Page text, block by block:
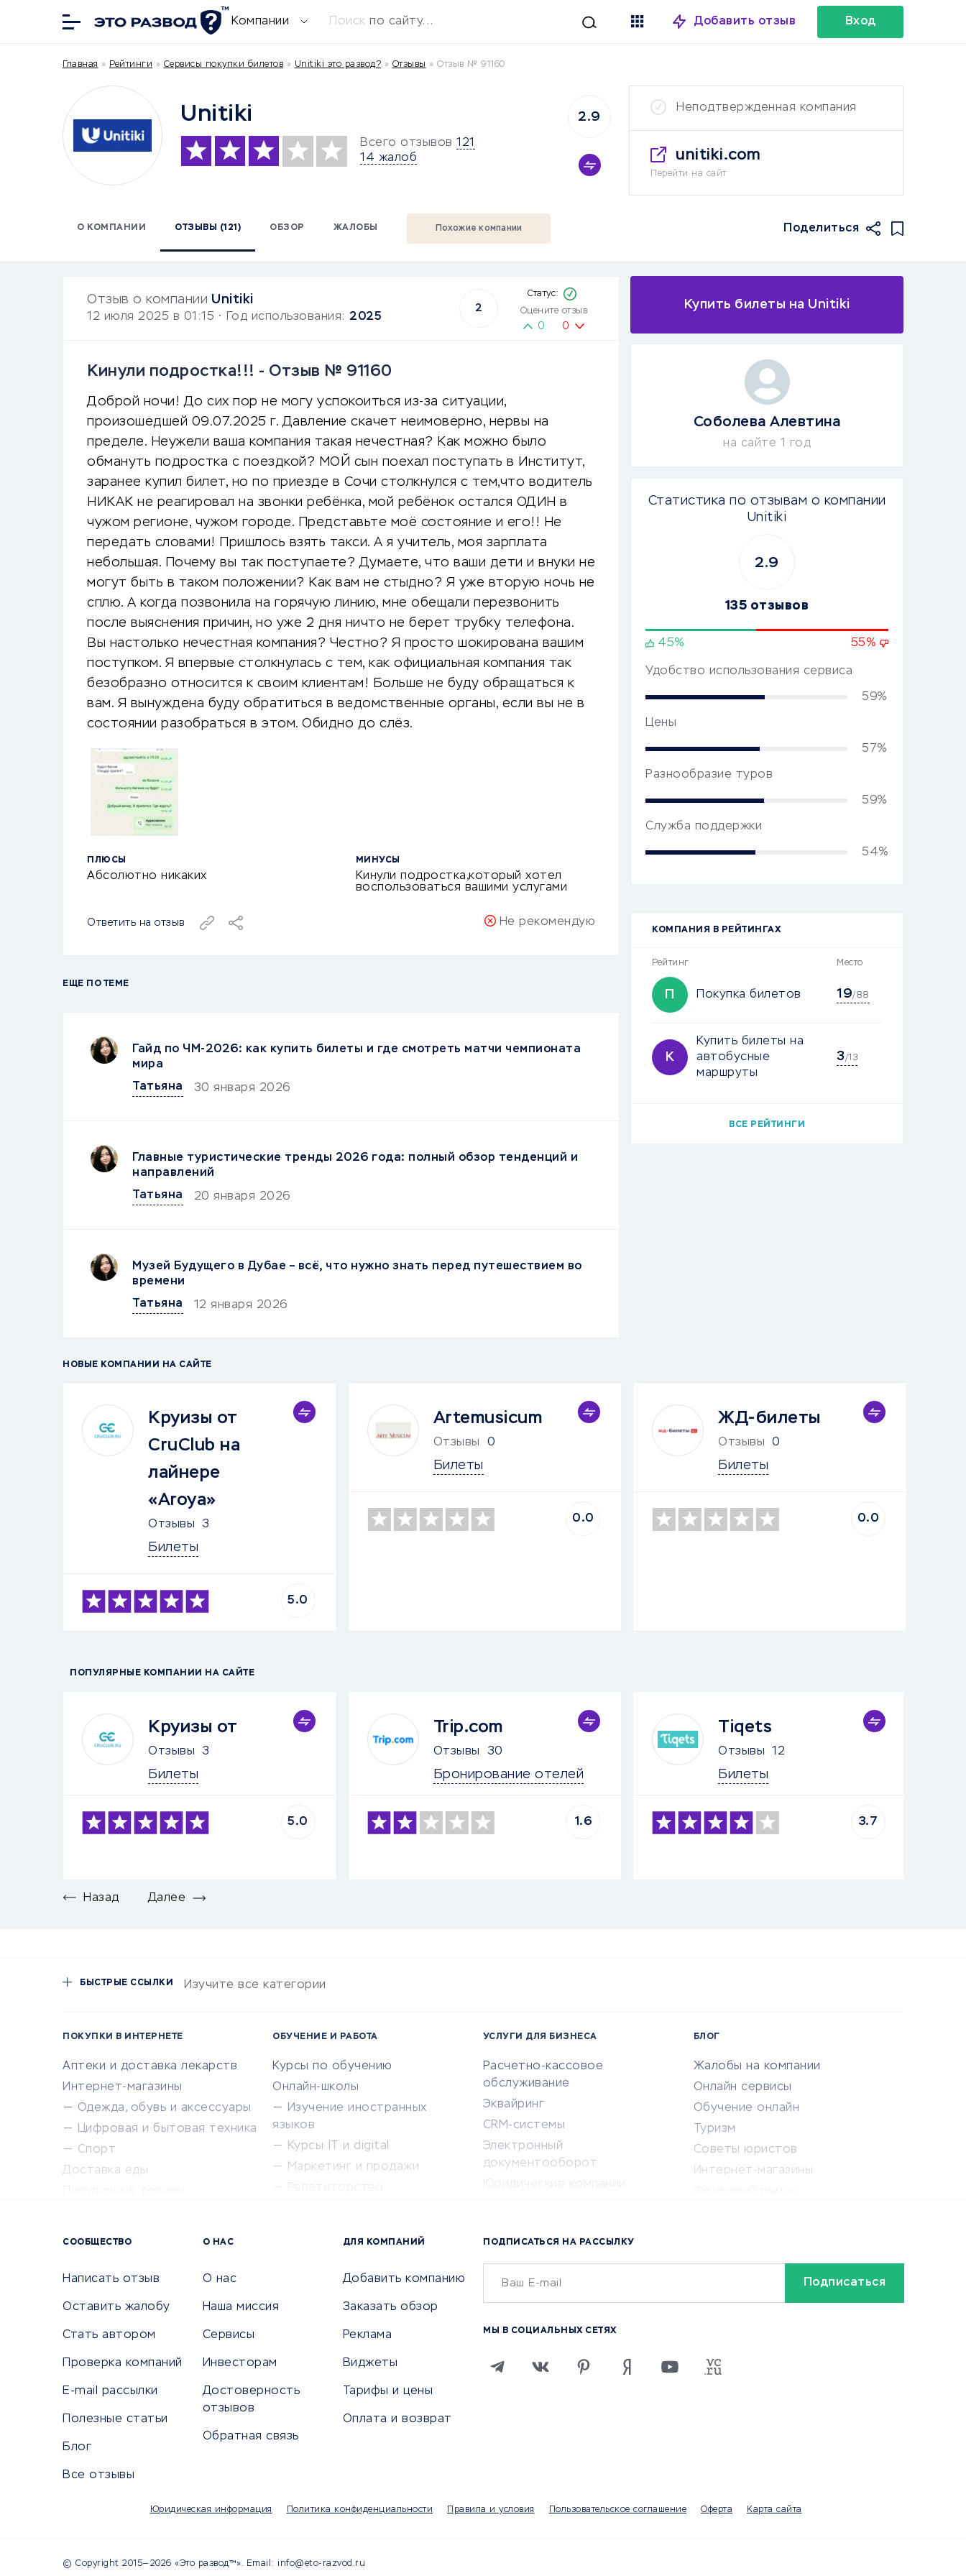
Компании Поиск по сайту... Добавить отзыв Вход
Главная » Рейтинги » Сервисы покупки билетов » Unitiki это развод? » Отзывы » Отзыв № 91160
Unitiki
Всего отзывов 121
14 жалоб
2.9
Неподтвержденная компания
unitiki.com
Перейти на сайт
О КОМПАНИИ ОТЗЫВЫ (121) ОБЗОР ЖАЛОБЫ Похожие компании Поделиться
Отзыв о компании Unitiki
12 июля 2025 в 01:15 • Год использования: 2025
2 Оцените отзыв
0 0
Кинули подростка!!! - Отзыв № 91160
Доброй ночи! До сих пор не могу успокоиться из-за ситуации,
произошедшей 09.07.2025 г. Давление скачет неимоверно, нервы на
пределе. Неужели ваша компания такая нечестная? Как можно было
обмануть подростка с поездкой? МОЙ сын поехал поступать в Институт,
заранее купил билет, но по приезде в Сочи столкнулся с тем,что водитель
НИКАК не реагировал на звонки ребёнка, мой ребёнок остался ОДИН в
чужом регионе, чужом городе. Представьте моё состояние и его!! Не
передать словами! Пришлось взять такси. А я учитель, моя зарплата
небольшая. Почему вы так поступаете? Думаете, что ваши дети и внуки не
могут быть в таком положении? Как вам не стыдно? Я уже вторую ночь не
сплю. А когда позвонила на горячую линию, мне обещали перезвонить
после выяснения причин, но уже 2 дня ничто не берет трубку телефона.
Вы настолько нечестная компания? Честно? Я просто шокирована вашим
поступком. Я впервые столкнулась с тем, как официальная компания так
безобразно относится к своим клиентам! Больше не буду обращаться к
вам. Я вынуждена буду обратиться в ведомственные органы, если вы не в
состоянии разобраться в этом. Обидно до слёз.
ПЛЮСЫ
Абсолютно никаких
МИНУСЫ
Кинули подростка,который хотел
воспользоваться вашими услугами
Ответить на отзыв Не рекомендую
ЕЩЕ ПО ТЕМЕ
Гайд по ЧМ-2026: как купить билеты и где смотреть матчи чемпионата
мира
Татьяна
30 января 2026
Главные туристические тренды 2026 года: полный обзор тенденций и
направлений
Татьяна
20 января 2026
Музей Будущего в Дубае – всё, что нужно знать перед путешествием во
времени
Татьяна
12 января 2026
Купить билеты на Unitiki
Соболева Алевтина
на сайте 1 год
Статистика по отзывам о компании
Unitiki
2.9
135 отзывов
45% 55%
Удобство использования сервиса
59%
Цены
57%
Разнообразие туров
59%
Служба поддержки
54%
КОМПАНИЯ В РЕЙТИНГАХ
Рейтинг Место
П Покупка билетов 19/88
К
Купить билеты на
автобусные
маршруты
3/13
ВСЕ РЕЙТИНГИ
НОВЫЕ КОМПАНИИ НА САЙТЕ
Круизы от
CruClub на
лайнере
«Aroya»
Отзывы 3
Билеты
5.0
Artemusicum
Отзывы 0
Билеты
0.0
ЖД-билеты
Отзывы 0
Билеты
0.0
ПОПУЛЯРНЫЕ КОМПАНИИ НА САЙТЕ
Круизы от
Отзывы 3
Билеты
5.0
Trip.com
Отзывы 30
Бронирование отелей
1.6
Tiqets
Отзывы 12
Билеты
3.7
Назад Далее
БЫСТРЫЕ ССЫЛКИ Изучите все категории
ПОКУПКИ В ИНТЕРНЕТЕ
Аптеки и доставка лекарств
Интернет-магазины
Одежда, обувь и аксессуары
Цифровая и бытовая техника
Спорт
Доставка еды
ОБУЧЕНИЕ И РАБОТА
Курсы по обучению
Онлайн-школы
Изучение иностранных
языков
Курсы IT и digital
Маркетинг и продажи
Университеты
УСЛУГИ ДЛЯ БИЗНЕСА
Расчетно-кассовое
обслуживание
Эквайринг
CRM-системы
Электронный
документооборот
Юридические компании
Бухгалтерия онлайн
Онлайн-кассы
SERM
Кредитные карты
Дебетовые карты
Микрофинансовые организации
Платежные системы
Покупка билетов
Бронирование отелей
Санатории
Авиакомпании
БЛОГ
Жалобы на компании
Онлайн сервисы
Обучение онлайн
Туризм
Советы юристов
Интернет-магазины
СООБЩЕСТВО
Написать отзыв
Оставить жалобу
Стать автором
Проверка компаний
E-mail рассылки
Полезные статьи
Блог
Все отзывы
О НАС
О нас
Наша миссия
Сервисы
Инвесторам
Достоверность
отзывов
Обратная связь
ДЛЯ КОМПАНИЙ
Добавить компанию
Заказать обзор
Реклама
Виджеты
Тарифы и цены
Оплата и возврат
ПОДПИСАТЬСЯ НА РАССЫЛКУ
МЫ В СОЦИАЛЬНЫХ СЕТЯХ
Юридическая информация Политика конфиденциальности Правила и условия Пользовательское соглашение Оферта Карта сайта
© Copyright 2015—2026 «Это развод™». Email: info@eto-razvod.ru